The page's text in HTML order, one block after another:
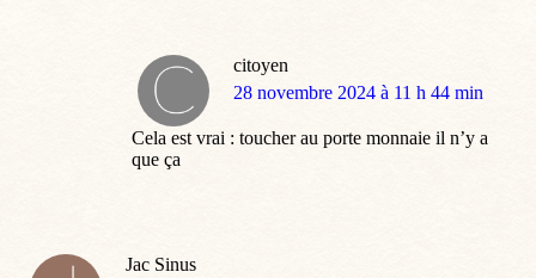
citoyen
dit
28 novembre 2024 à 11 h 44 min
Cela est vrai : toucher au porte monnaie il n’y a
que ça
Jac Sinus